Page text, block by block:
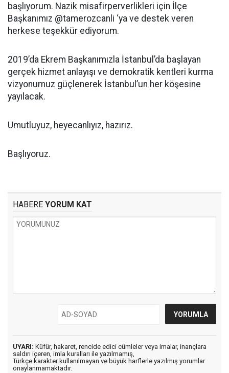
başlıyorum. Nazik misafirperverlikleri için İlçe
Başkanımız @tamerozcanli ‘ya ve destek veren
herkese teşekkür ediyorum.
2019’da Ekrem Başkanımızla İstanbul’da başlayan
gerçek hizmet anlayışı ve demokratik kentleri kurma
vizyonumuz güçlenerek İstanbul’un her köşesine
yayılacak.
Umutluyuz, heyecanlıyız, hazırız.
Başlıyoruz.
HABERE YORUM KAT
UYARI: Küfür, hakaret, rencide edici cümleler veya imalar, inançlara
saldırı içeren, imla kuralları ile yazılmamış,
Türkçe karakter kullanılmayan ve büyük harflerle yazılmış yorumlar
onaylanmamaktadır.